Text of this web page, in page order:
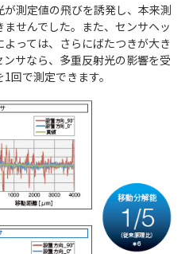
測定値の飛びを誘発し、本来測
せんでした。また、センサヘッ
っては、さらにばたつきが大き
サなら、多重反射光の影響を受
回で測定できます。